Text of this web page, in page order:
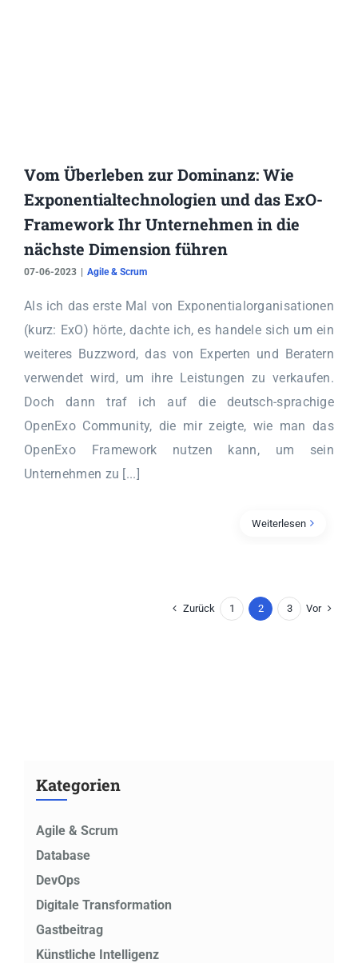
Vom Überleben zur Dominanz: Wie
Exponentialtechnologien und das ExO-
Framework Ihr Unternehmen in die
nächste Dimension führen
07-06-2023 | Agile & Scrum
Als ich das erste Mal von Exponentialorganisationen
(kurz: ExO) hörte, dachte ich, es handele sich um ein
weiteres Buzzword, das von Experten und Beratern
verwendet wird, um ihre Leistungen zu verkaufen.
Doch dann traf ich auf die deutsch-sprachige
OpenExo Community, die mir zeigte, wie man das
OpenExo Framework nutzen kann, um sein
Unternehmen zu [...]
Weiterlesen
Zurück 1 2 3 Vor
Kategorien
Agile & Scrum
Database
DevOps
Digitale Transformation
Gastbeitrag
Künstliche Intelligenz